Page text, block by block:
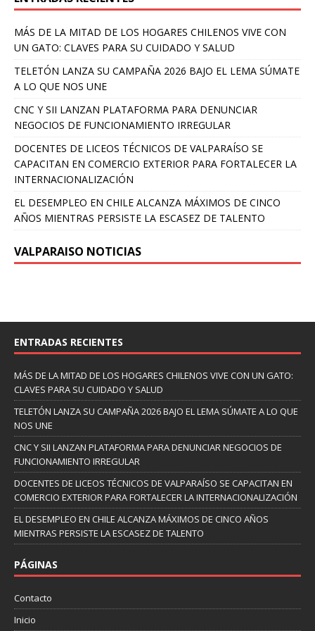
MÁS DE LA MITAD DE LOS HOGARES CHILENOS VIVE CON
UN GATO: CLAVES PARA SU CUIDADO Y SALUD
TELETÓN LANZA SU CAMPAÑA 2026 BAJO EL LEMA SÚMATE
A LO QUE NOS UNE
CNC Y SII LANZAN PLATAFORMA PARA DENUNCIAR
NEGOCIOS DE FUNCIONAMIENTO IRREGULAR
DOCENTES DE LICEOS TÉCNICOS DE VALPARAÍSO SE
CAPACITAN EN COMERCIO EXTERIOR PARA FORTALECER LA
INTERNACIONALIZACIÓN
EL DESEMPLEO EN CHILE ALCANZA MÁXIMOS DE CINCO
AÑOS MIENTRAS PERSISTE LA ESCASEZ DE TALENTO
VALPARAISO NOTICIAS
ENTRADAS RECIENTES
MÁS DE LA MITAD DE LOS HOGARES CHILENOS VIVE CON UN GATO:
CLAVES PARA SU CUIDADO Y SALUD
TELETÓN LANZA SU CAMPAÑA 2026 BAJO EL LEMA SÚMATE A LO QUE
NOS UNE
CNC Y SII LANZAN PLATAFORMA PARA DENUNCIAR NEGOCIOS DE
FUNCIONAMIENTO IRREGULAR
DOCENTES DE LICEOS TÉCNICOS DE VALPARAÍSO SE CAPACITAN EN
COMERCIO EXTERIOR PARA FORTALECER LA INTERNACIONALIZACIÓN
EL DESEMPLEO EN CHILE ALCANZA MÁXIMOS DE CINCO AÑOS
MIENTRAS PERSISTE LA ESCASEZ DE TALENTO
PÁGINAS
Contacto
Inicio